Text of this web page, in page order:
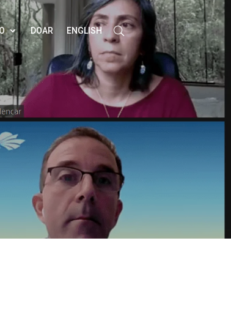
DOAR ENGLISH